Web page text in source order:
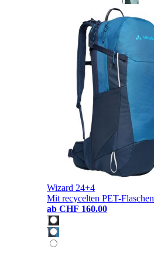
Wizard 24+4
Mit recycelten PET-Flaschen
ab CHF 160.00